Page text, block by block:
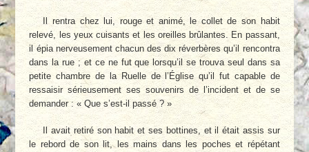
Il rentra chez lui, rouge et animé, le collet de son habit
relevé, les yeux cuisants et les oreilles brûlantes. En passant,
il épia nerveu­sement chacun des dix réverbères qu’il rencon­tra
dans la rue ; et ce ne fut que lorsqu’il se trouva seul dans sa
petite chambre de la Ruelle de l’Église qu’il fut capable de
ressaisir sérieusement ses souvenirs de l’incident et de se
demander : « Que s’est-il passé ? »
Il avait retiré son habit et ses bottines, et il était assis sur
le rebord de son lit, les mains dans les poches et répétant